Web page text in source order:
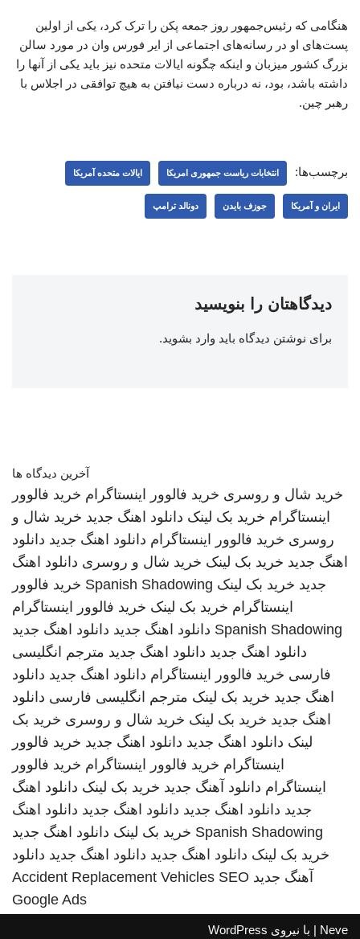
هنگامی که رئیس‌جمهور روز جمعه پکن را ترک کرد، یکی از اولین
پست‌های او در رسانه‌های اجتماعی از ایر فورس وان در مورد سالن
بزرگ کشور میزبان و اینکه چگونه ایالات متحده نیز باید یکی از آنها را
داشته باشد، بود، نه درباره دست نیافتن به هیچ توافقی در اجلاس با
رهبر چین.
برچسب‌ها: انتخابات ریاست جمهوری امریکا ایالات متحده آمریکا
ایران و آمریکا جوزف بایدن دونالد ترامپ
دیدگاهتان را بنویسید
برای نوشتن دیدگاه باید وارد بشوید.
آخرین دیدگاه ها
خرید شال و روسری خرید فالوور اینستاگرام خرید فالوور
اینستاگرام خرید بک لینک دانلود اهنگ جدید خرید شال و
روسری خرید فالوور اینستاگرام دانلود اهنگ جدید دانلود
اهنگ جدید خرید بک لینک خرید شال و روسری دانلود اهنگ
جدید خرید بک لینک Spanish Shadowing خرید فالوور
اینستاگرام خرید بک لینک خرید فالوور اینستاگرام
Spanish Shadowing دانلود اهنگ جدید دانلود اهنگ جدید
دانلود اهنگ جدید دانلود اهنگ جدید مترجم انگلیسی
فارسی خرید فالوور اینستاگرام دانلود اهنگ جدید دانلود
اهنگ جدید خرید بک لینک مترجم انگلیسی فارسی دانلود
اهنگ جدید خرید بک لینک خرید شال و روسری خرید بک
لینک دانلود اهنگ جدید دانلود اهنگ جدید خرید فالوور
اینستاگرام خرید فالوور اینستاگرام خرید فالوور
اینستاگرام دانلود آهنگ جدید خرید بک لینک دانلود اهنگ
جدید دانلود اهنگ جدید دانلود اهنگ جدید دانلود اهنگ
Spanish Shadowing خرید بک لینک دانلود اهنگ جدید
خرید بک لینک دانلود اهنگ جدید دانلود اهنگ جدید دانلود
آهنگ جدید
Accident Replacement Vehicles SEO
Google Ads
Neve | با نیروی WordPress